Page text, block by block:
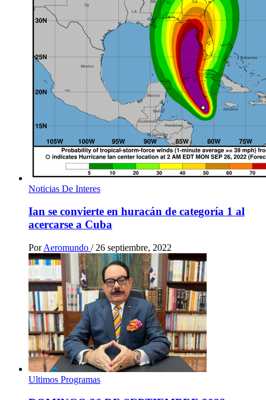
Noticias De Interes
Ian se convierte en huracán de categoría 1 al
acercarse a Cuba
Por Aeromundo / 26 septiembre, 2022
Ultimos Programas